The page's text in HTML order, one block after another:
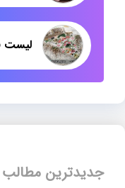
جدیدترین مطالب